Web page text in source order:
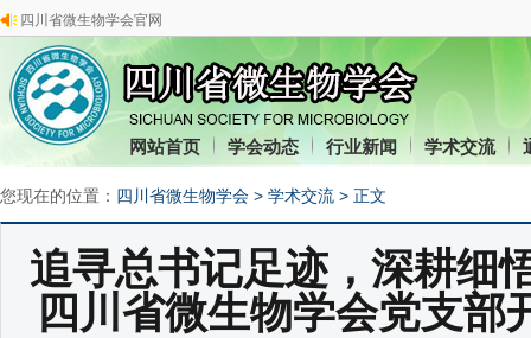
四川省微生物学会官网
网站首页 学会动态 行业新闻 学术交流
您现在的位置： 四川省微生物学会 > 学术交流 > 正文
追寻总书记足迹，深耕细
四川省微生物学会党支部